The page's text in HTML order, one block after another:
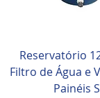
Reservatório
Filtro de Água e
Painéis